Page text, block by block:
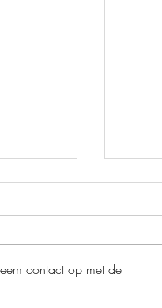
contact op met de